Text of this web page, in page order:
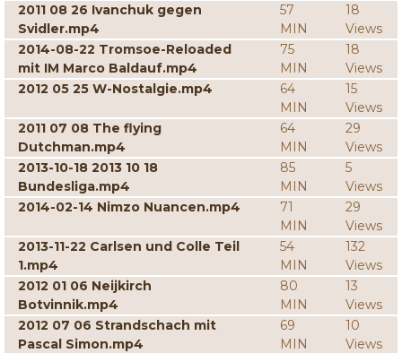
2011 08 26 Ivanchuk gegen
Svidler.mp4
57
MIN
18
Views
2014-08-22 Tromsoe-Reloaded
mit IM Marco Baldauf.mp4
75
MIN
18
Views
2012 05 25 W-Nostalgie.mp4
64
MIN
15
Views
2011 07 08 The flying
Dutchman.mp4
64
MIN
29
Views
2013-10-18 2013 10 18
Bundesliga.mp4
85
MIN
5
Views
2014-02-14 Nimzo Nuancen.mp4
71
MIN
29
Views
2013-11-22 Carlsen und Colle Teil
1.mp4
54
MIN
132
Views
2012 01 06 Neijkirch
Botvinnik.mp4
80
MIN
13
Views
2012 07 06 Strandschach mit
Pascal Simon.mp4
69
MIN
10
Views